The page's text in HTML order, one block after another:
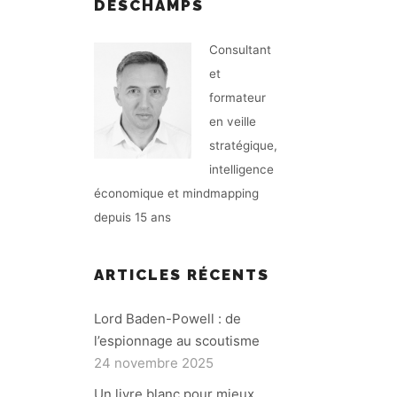
DESCHAMPS
Consultant
et
formateur
en veille
stratégique,
intelligence
économique et mindmapping
depuis 15 ans
ARTICLES RÉCENTS
Lord Baden-Powell : de
l’espionnage au scoutisme
24 novembre 2025